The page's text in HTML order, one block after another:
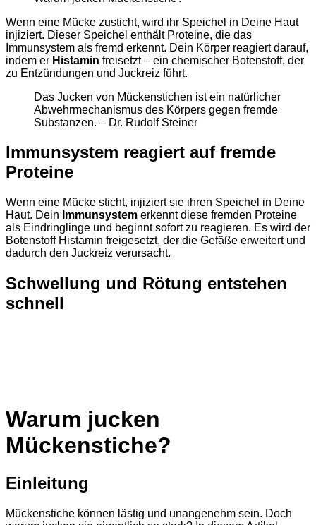
Wenn eine Mücke zusticht, wird ihr Speichel in Deine Haut
injiziert. Dieser Speichel enthält Proteine, die das
Immunsystem als fremd erkennt. Dein Körper reagiert darauf,
indem er Histamin freisetzt – ein chemischer Botenstoff, der
zu Entzündungen und Juckreiz führt.
Das Jucken von Mückenstichen ist ein natürlicher
Abwehrmechanismus des Körpers gegen fremde
Substanzen. – Dr. Rudolf Steiner
Immunsystem reagiert auf fremde
Proteine
Wenn eine Mücke sticht, injiziert sie ihren Speichel in Deine
Haut. Dein Immunsystem erkennt diese fremden Proteine
als Eindringlinge und beginnt sofort zu reagieren. Es wird der
Botenstoff Histamin freigesetzt, der die Gefäße erweitert und
dadurch den Juckreiz verursacht.
Schwellung und Rötung entstehen
schnell
Warum jucken
Mückenstiche?
Einleitung
Mückenstiche können lästig und unangenehm sein. Doch